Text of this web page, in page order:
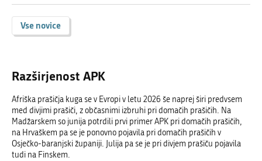
Vse novice
Razširjenost APK
Afriška prašičja kuga se v Evropi v letu 2026 še naprej širi predvsem
med divjimi prašiči, z občasnimi izbruhi pri domačih prašičih. Na
Madžarskem so junija potrdili prvi primer APK pri domačih prašičih,
na Hrvaškem pa se je ponovno pojavila pri domačih prašičih v
Osječko-baranjski županiji. Julija pa se je pri divjem prašiču pojavila
tudi na Finskem.